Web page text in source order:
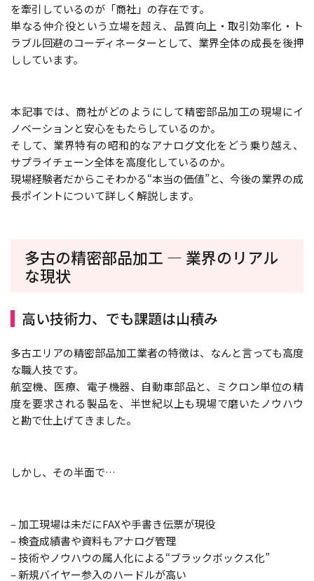
を牽引しているのが「商社」の存在です。
単なる仲介役という立場を超え、品質向上・取引効率化・ト
ラブル回避のコーディネーターとして、業界全体の成長を後押
ししています。
本記事では、商社がどのようにして精密部品加工の現場にイ
ノベーションと安心をもたらしているのか。
そして、業界特有の昭和的なアナログ文化をどう乗り越え、
サプライチェーン全体を高度化しているのか。
現場経験者だからこそわかる“本当の価値”と、今後の業界の成
長ポイントについて詳しく解説します。
多古の精密部品加工 ― 業界のリアル
な現状
高い技術力、でも課題は山積み
多古エリアの精密部品加工業者の特徴は、なんと言っても高度
な職人技です。
航空機、医療、電子機器、自動車部品と、ミクロン単位の精
度を要求される製品を、半世紀以上も現場で磨いたノウハウ
と勘で仕上げてきました。
しかし、その半面で…
– 加工現場は未だにFAXや手書き伝票が現役
– 検査成績書や資料もアナログ管理
– 技術やノウハウの属人化による“ブラックボックス化”
– 新規バイヤー参入のハードルが高い